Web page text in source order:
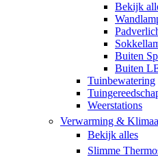
Bekijk
Buiten
Buiten
Tuinbewatering
Weerstations
Verwarming &
Bekijk alles
Slimme